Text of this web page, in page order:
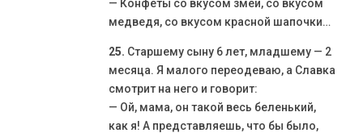
— Конфеты со вкусом змеи, со вкусом
медведя, со вкусом красной шапочки…
25. Старшему сыну 6 лет, младшему — 2
месяца. Я малого переодеваю, а Славка
смотрит на него и говорит:
— Ой, мама, он такой весь беленький,
как я! А представляешь, что бы было,